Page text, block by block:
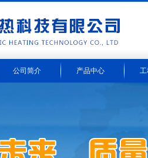
公司简介 产品中心